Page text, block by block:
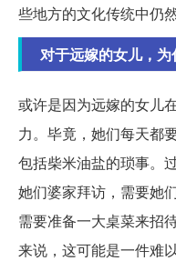
些地方的文化传统中仍然
对于远嫁的女儿，
或许是因为远嫁的女儿
力。毕竟，她们每天都
包括柴米油盐的琐事。
她们婆家拜访，需要她
需要准备一大桌菜来招
来说，这可能是一件难